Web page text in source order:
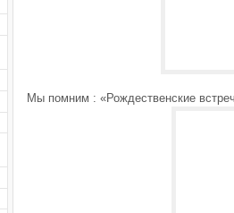
Мы помним : «Рождественские